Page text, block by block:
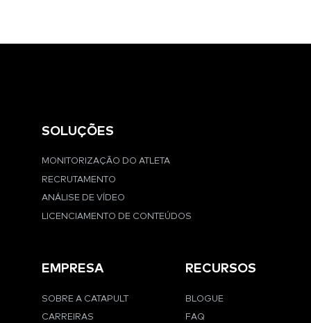
SOLUÇÕES
MONITORIZAÇÃO DO ATLETA
RECRUTAMENTO
ANÁLISE DE VÍDEO
LICENCIAMENTO DE CONTEÚDOS
EMPRESA
SOBRE A CATAPULT
CARREIRAS
RECURSOS
BLOGUE
FAQ